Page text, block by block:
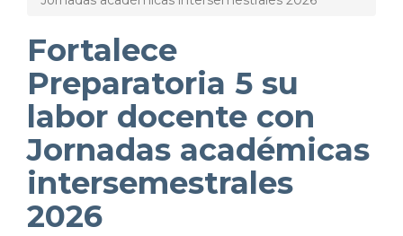
Fortalece
Preparatoria 5 su
labor docente con
Jornadas académicas
intersemestrales
2026